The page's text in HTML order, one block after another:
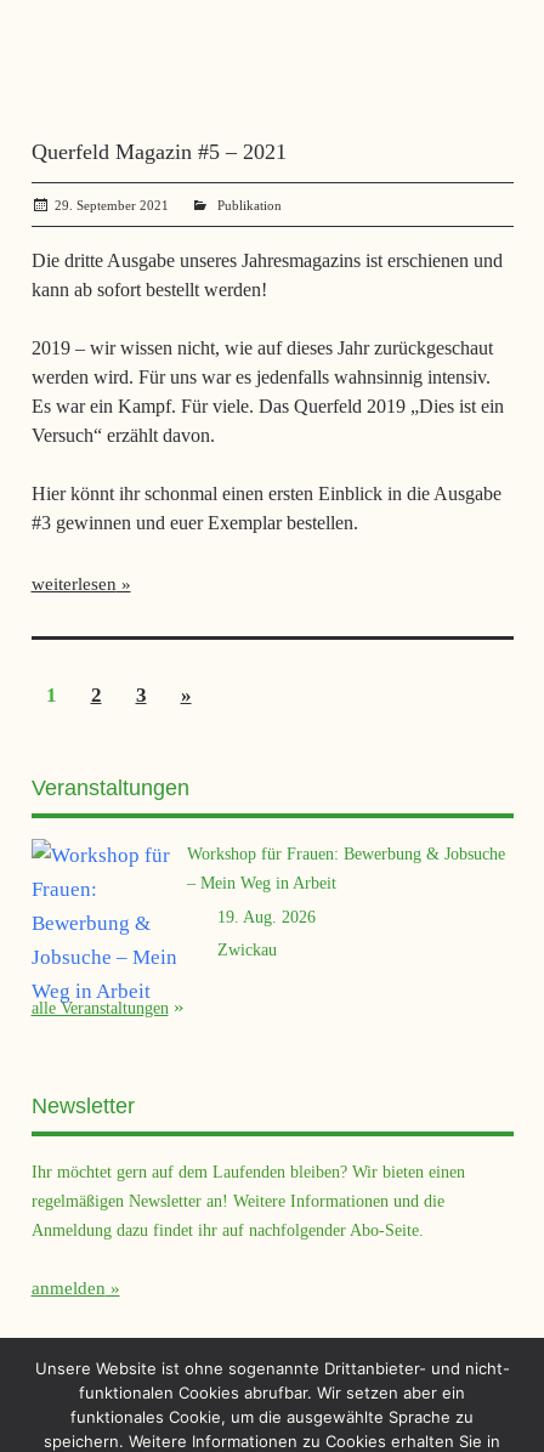
Querfeld Magazin #5 – 2021
29. September 2021 administrator
Publikation
Die dritte Ausgabe unseres Jahresmagazins ist erschienen und
kann ab sofort bestellt werden!
2019 – wir wissen nicht, wie auf dieses Jahr zurückgeschaut
werden wird. Für uns war es jedenfalls wahnsinnig intensiv.
Es war ein Kampf. Für viele. Das Querfeld 2019 „Dies ist ein
Versuch“ erzählt davon.
Hier könnt ihr schonmal einen ersten Einblick in die Ausgabe
#3 gewinnen und euer Exemplar bestellen.
weiterlesen
Seitennummerierung
1 2 3
Nächste
»
Veranstaltungen
Workshop für Frauen: Bewerbung & Jobsuche
– Mein Weg in Arbeit
19. Aug. 2026
Zwickau
alle Veranstaltungen
Newsletter
Ihr möchtet gern auf dem Laufenden bleiben? Wir bieten einen
regelmäßigen Newsletter an! Weitere Informationen und die
Anmeldung dazu findet ihr auf nachfolgender Abo-Seite.
anmelden
Unsere Website ist ohne sogenannte Drittanbieter- und nicht-
funktionalen Cookies abrufbar. Wir setzen aber ein
funktionales Cookie, um die ausgewählte Sprache zu
speichern. Weitere Informationen zu Cookies erhalten Sie in